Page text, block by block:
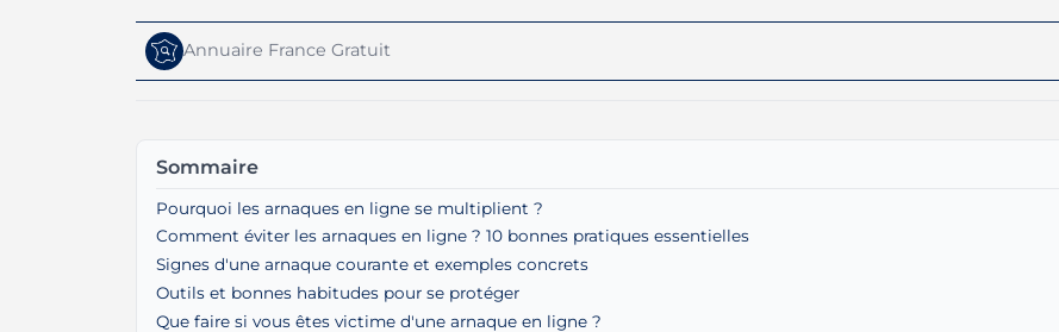
Annuaire France Gratuit
Sommaire
Pourquoi les arnaques en ligne se multiplient ?
Comment éviter les arnaques en ligne ? 10 bonnes pratiques essentielles
Signes d'une arnaque courante et exemples concrets
Outils et bonnes habitudes pour se protéger
Que faire si vous êtes victime d'une arnaque en ligne ?